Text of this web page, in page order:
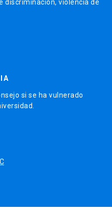
discriminación, violencia de
si se ha vulnerado